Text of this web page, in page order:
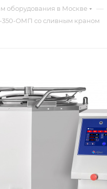
оборудования в Москве —
ОМП со сливным краном